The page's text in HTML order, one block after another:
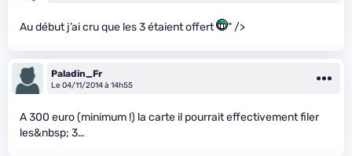
Au début j’ai cru que les 3 étaient offert " />
Paladin_Fr
Le 04/11/2014 à 14h55
A 300 euro (minimum !) la carte il pourrait effectivement filer
les&nbsp; 3…